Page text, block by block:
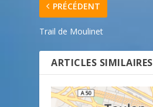
PRÉCÉDENT
Trail de Moulinet
ARTICLES SIMILAIRES